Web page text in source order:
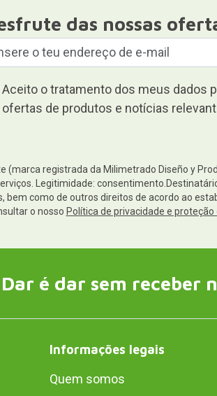
das nossas
Aceito o tratamento dos meus dados
ofertas de produtos e notícias
(marca registrada da Milimetrado Diseño y
Legitimidade:
bem como de outros direitos de acordo ao
o nosso Política de privacidade e proteção
Dar é dar sem receber
Informações legais
Quem somos